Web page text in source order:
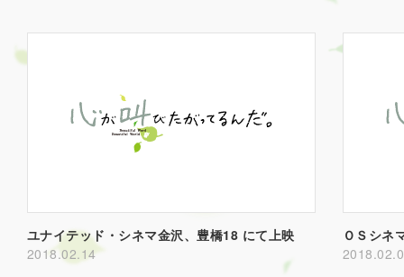
ユナイテッド・シネマ金沢、豊橋18 にて上映
2018.02.14